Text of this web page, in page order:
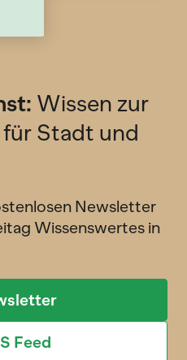
Wissen zur
Stadt und
Newsletter
Wissenswertes in
Feed